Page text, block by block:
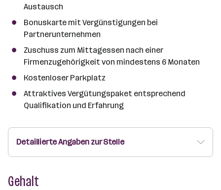
Austausch
Bonuskarte mit Vergünstigungen bei
Partnerunternehmen
Zuschuss zum Mittagessen nach einer
Firmenzugehörigkeit von mindestens 6 Monaten
Kostenloser Parkplatz
Attraktives Vergütungspaket entsprechend
Qualifikation und Erfahrung
Detaillierte Angaben zur Stelle
Gehalt